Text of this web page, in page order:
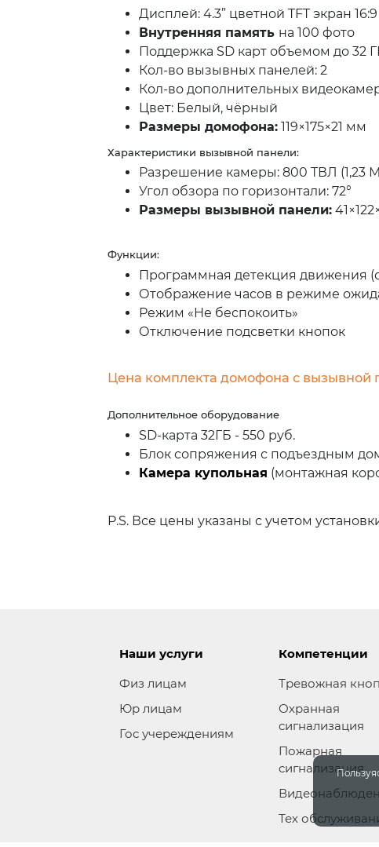
Дисплей: 4.3” цветной TFT экран
Внутренняя память на 100 фото
Поддержка SD карт объемом до 32
Кол-во вызывных панелей: 2
Кол-во дополнительных
Цвет: Белый, чёрный
Размеры домофона: 119×175×21 мм
Характеристики вызывной панели:
Разрешение камеры: 800 ТВЛ (1,23
Угол обзора по горизонтали: 72°
Размеры вызывной панели:
Функции:
Программная детекция движения
Отображение часов в режиме
Режим «Не беспокоить»
Отключение подсветки кнопок
Цена комплекта домофона с вызывной
Дополнительное оборудование
SD-карта 32ГБ - 550 руб.
Блок сопряжения с подъездным
Камера купольная (монтажная
P.S. Все цены указаны с учетом
Наши услуги
Физ лицам
Юр лицам
Гос учереждениям
Компетенции
Тревожная
Охранная
сигнализация
Пожарная
сигнализация
Тех